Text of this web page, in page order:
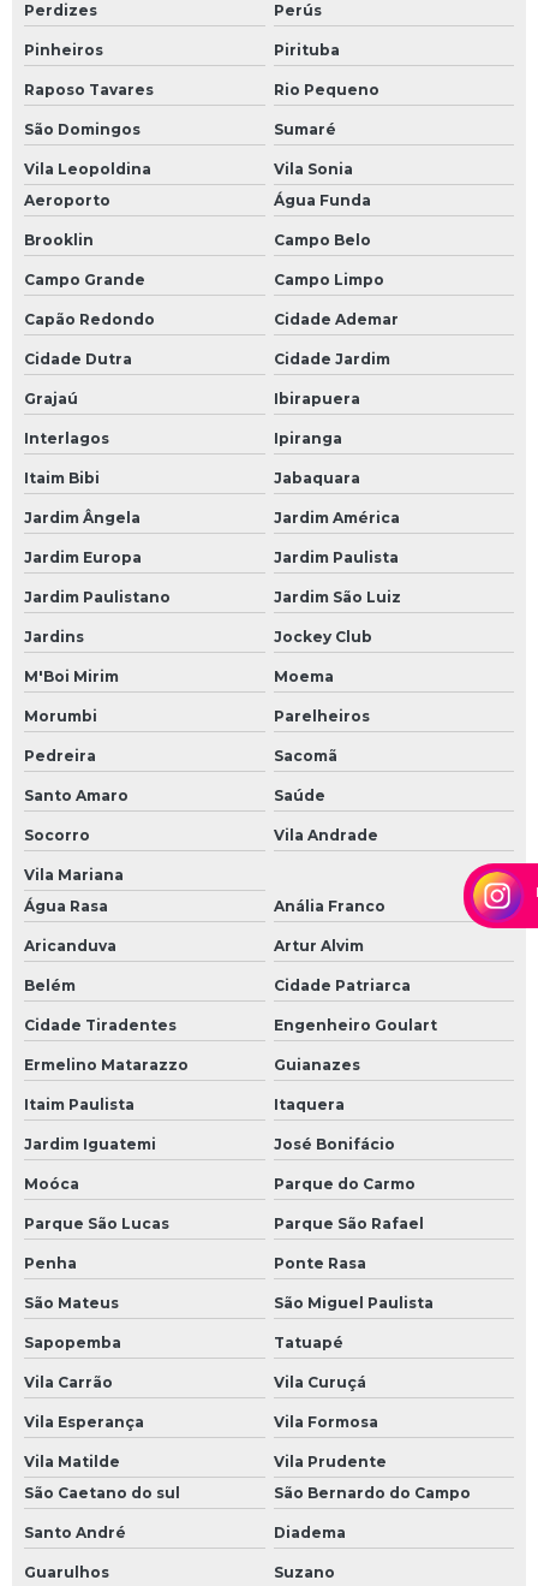
Vergalhão à venda
Vergalhão de 1 2
Vergalhão de 1 4
Vergalhão de aço
Vergalhão de aço 3 8
Vergalhão de aço preço
Vergalhão de ferro
Vergalhão de ferro 10mm
Vergalhão de ferro 10mm preço
Vergalhão de ferro 3 4
Vergalhão de ferro 5mm
Vergalhão de ferro para construção
Vergalhão para coluna
Vergalhão para construção
Vergalhão para construção civil
Vergalhão para construção civil preço
Vergalhões para fazer coluna
Perdizes Perús
Pinheiros Pirituba
Raposo Tavares Rio Pequeno
São Domingos Sumaré
Vila Leopoldina
Vila Sonia
Aeroporto
Água Funda
Brooklin Campo Belo
Campo Grande Campo Limpo
Capão Redondo Cidade Ademar
Cidade Dutra Cidade Jardim
Grajaú Ibirapuera
Interlagos Ipiranga
Itaim Bibi Jabaquara
Jardim Ângela Jardim América
Jardim Europa Jardim Paulista
Jardim Paulistano Jardim São Luiz
Jardins Jockey Club
M'Boi Mirim Moema
Morumbi Parelheiros
Pedreira Sacomã
Santo Amaro Saúde
Socorro Vila Andrade
Vila Mariana
Água Rasa
Anália Franco
Aricanduva Artur Alvim
Belém Cidade Patriarca
Cidade Tiradentes Engenheiro Goulart
Ermelino Matarazzo Guianazes
Itaim Paulista Itaquera
Jardim Iguatemi José Bonifácio
Moóca Parque do Carmo
Parque São Lucas Parque São Rafael
Penha Ponte Rasa
São Mateus São Miguel Paulista
Sapopemba Tatuapé
Vila Carrão Vila Curuçá
Vila Esperança Vila Formosa
Vila Matilde
Vila Prudente
São Caetano do sul
São Bernardo do Campo
Santo André Diadema
Guarulhos Suzano